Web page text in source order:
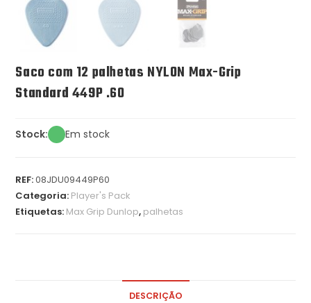
Saco com 12 palhetas NYLON Max-Grip
Standard 449P .60
Stock: Em stock
REF:08JDU09449P60
Categoria: Player's Pack
Etiquetas: Max Grip Dunlop, palhetas
DESCRIÇÃO